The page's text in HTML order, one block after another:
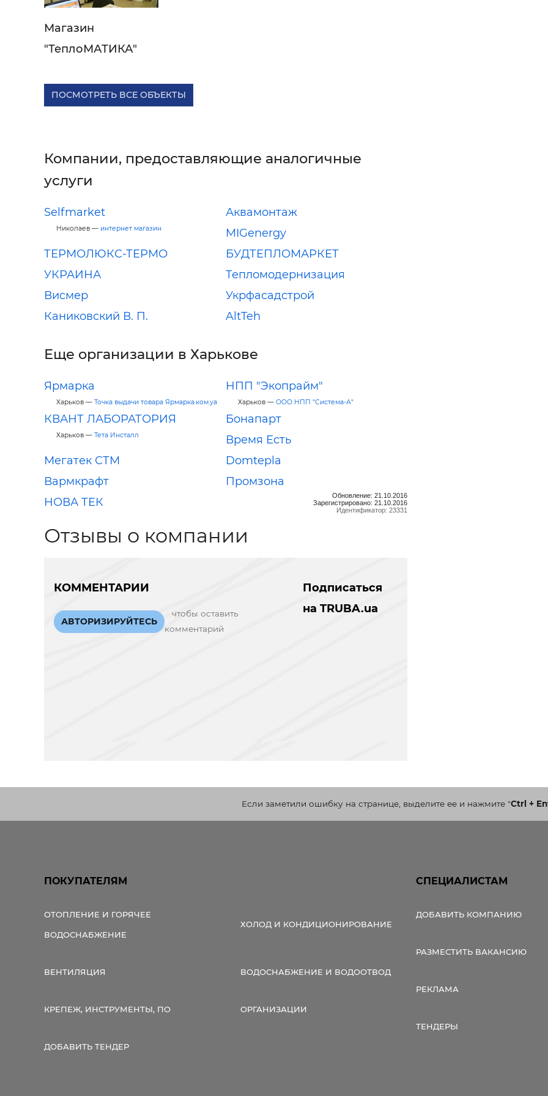
Магазин
"ТеплоМАТИКА"
ПОСМОТРЕТЬ ВСЕ ОБЪЕКТЫ
Компании, предоставляющие аналогичные
услуги
Selfmarket
Николаев — интернет магазин
Аквамонтаж
MIGenergy
ТЕРМОЛЮКС-ТЕРМО
УКРАИНА
БУДТЕПЛОМАРКЕТ
Тепломодернизация
Висмер
Укрфасадстрой
Каниковский В. П.
AltTeh
Еще организации в Харькове
Ярмарка
Харьков — Точка выдачи товара Ярмарка.ком.уа
НПП "Экопрайм"
Харьков — ООО НПП "Система-А"
КВАНТ ЛАБОРАТОРИЯ
Харьков — Тета Инсталл
Бонапарт
Время Есть
Мегатек СТМ
Domtepla
Вармкрафт
Промзона
НОВА ТЕК
Обновление: 21.10.2016
Зарегистрировано: 21.10.2016
Идентификатор: 23331
Отзывы о компании
КОММЕНТАРИИ
АВТОРИЗИРУЙТЕСЬ
чтобы оставить
комментарий
Подписаться
на TRUBA.ua
Если заметили ошибку на странице, выделите ее и нажмите"Ctrl +
ПОКУПАТЕЛЯМ
ОТОПЛЕНИЕ И ГОРЯЧЕЕ
ВОДОСНАБЖЕНИЕ
ХОЛОД И КОНДИЦИОНИРОВАНИЕ
ВЕНТИЛЯЦИЯ ВОДОСНАБЖЕНИЕ И ВОДООТВОД
КРЕПЕЖ, ИНСТРУМЕНТЫ, ПО ОРГАНИЗАЦИИ
ДОБАВИТЬ ТЕНДЕР
СПЕЦИАЛИСТАМ
ДОБАВИТЬ КОМПАНИЮ
РАЗМЕСТИТЬ ВАКАНСИЮ
РЕКЛАМА
ТЕНДЕРЫ